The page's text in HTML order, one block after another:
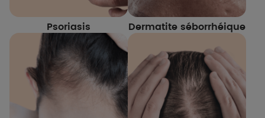
Psoriasis Dermatite séborrhéique